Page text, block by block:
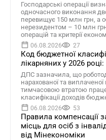
Господарські операції
одночасного виконання
перевищує 150 млн грн, а
нерезидентом – 10 млн
операцій та критерії
06.08.2026 27
Код бюджетної
лікарняних у 2026
ДПС зазначила, що
нарахованої та
тимчасовою втратою
класифікації доходів
06.08.2026 53
Правила компенсації
місць для осіб з
від Мінекономіки